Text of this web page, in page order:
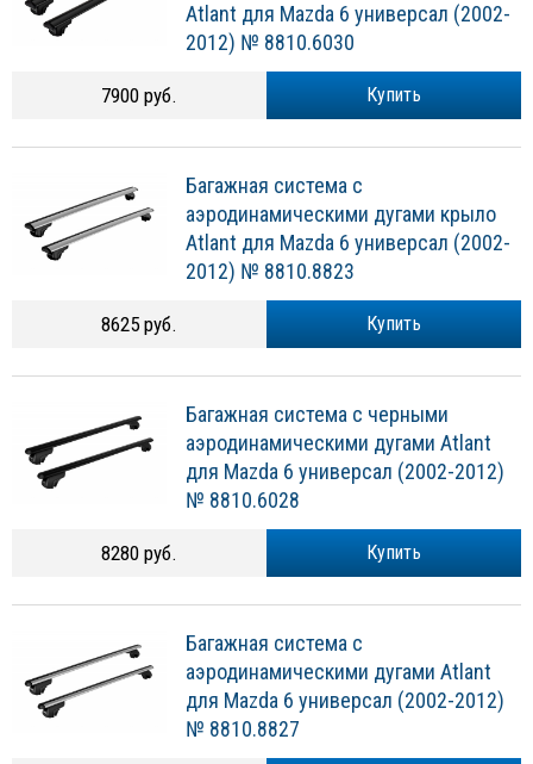
Atlant для Mazda 6 универсал (2002-
2012) № 8810.6030
Купить
7900 руб.
Багажная система с
аэродинамическими дугами крыло
Atlant для Mazda 6 универсал (2002-
2012) № 8810.8823
Купить
8625 руб.
Багажная система с черными
аэродинамическими дугами Atlant
для Mazda 6 универсал (2002-2012)
№ 8810.6028
Купить
8280 руб.
Багажная система с
аэродинамическими дугами Atlant
для Mazda 6 универсал (2002-2012)
№ 8810.8827